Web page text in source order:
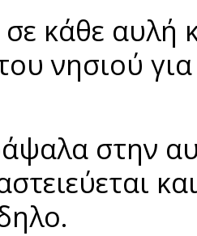
κάθε αυλή
νησιού
στην